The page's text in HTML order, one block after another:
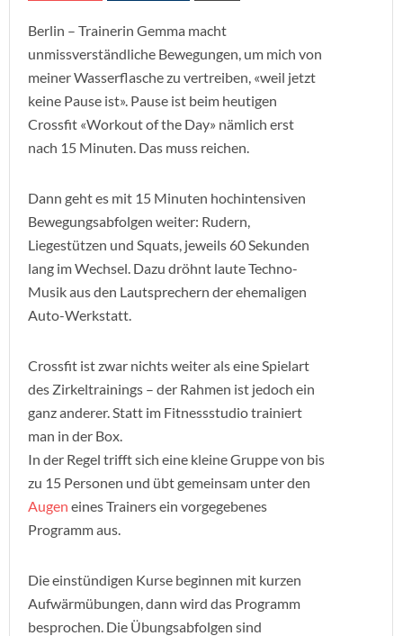
Berlin – Trainerin Gemma macht
unmissverständliche Bewegungen, um mich von
meiner Wasserflasche zu vertreiben, «weil jetzt
keine Pause ist». Pause ist beim heutigen
Crossfit «Workout of the Day» nämlich erst
nach 15 Minuten. Das muss reichen.
Dann geht es mit 15 Minuten hochintensiven
Bewegungsabfolgen weiter: Rudern,
Liegestützen und Squats, jeweils 60 Sekunden
lang im Wechsel. Dazu dröhnt laute Techno-
Musik aus den Lautsprechern der ehemaligen
Auto-Werkstatt.
Crossfit ist zwar nichts weiter als eine Spielart
des Zirkeltrainings – der Rahmen ist jedoch ein
ganz anderer. Statt im Fitnessstudio trainiert
man in der Box.
In der Regel trifft sich eine kleine Gruppe von bis
zu 15 Personen und übt gemeinsam unter den
Augen eines Trainers ein vorgegebenes
Programm aus.
Die einstündigen Kurse beginnen mit kurzen
Aufwärmübungen, dann wird das Programm
besprochen. Die Übungsabfolgen sind